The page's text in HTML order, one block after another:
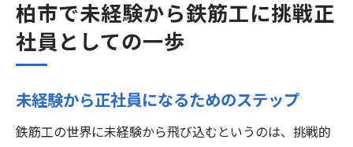
柏市で未経験から鉄筋工に挑戦正
社員としての一歩
未経験から正社員になるためのステップ
鉄筋工の世界に未経験から飛び込むというのは、挑戦的